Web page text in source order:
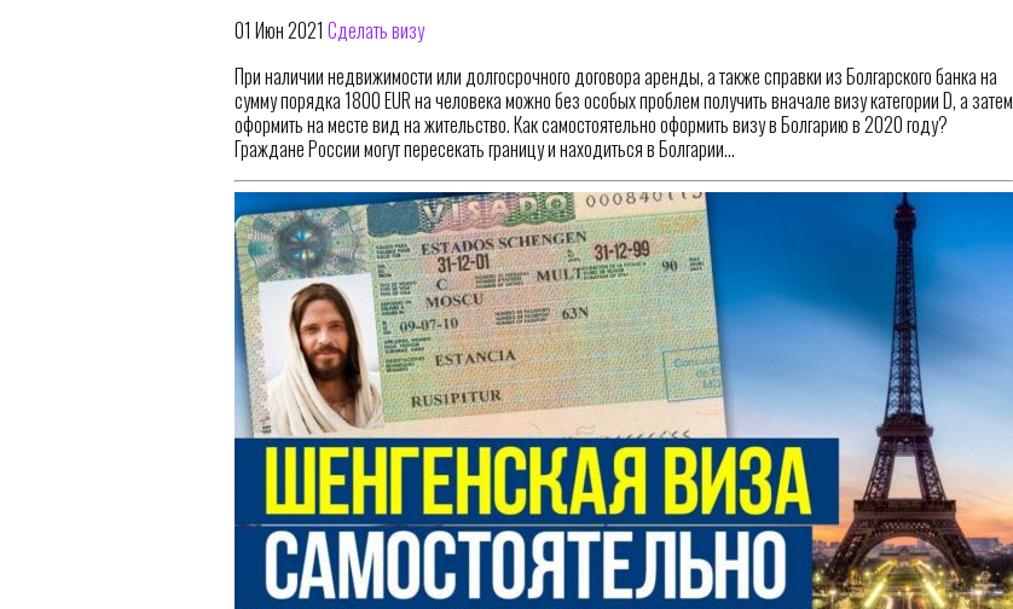
01 Июн 2021 Сделать визу
При наличии недвижимости или долгосрочного договора аренды, а также справки из Болгарского банка на
сумму порядка 1800 EUR на человека можно без особых проблем получить вначале визу категории D, а затем
оформить на месте вид на жительство. Как самостоятельно оформить визу в Болгарию в 2020 году?
Граждане России могут пересекать границу и находиться в Болгарии…